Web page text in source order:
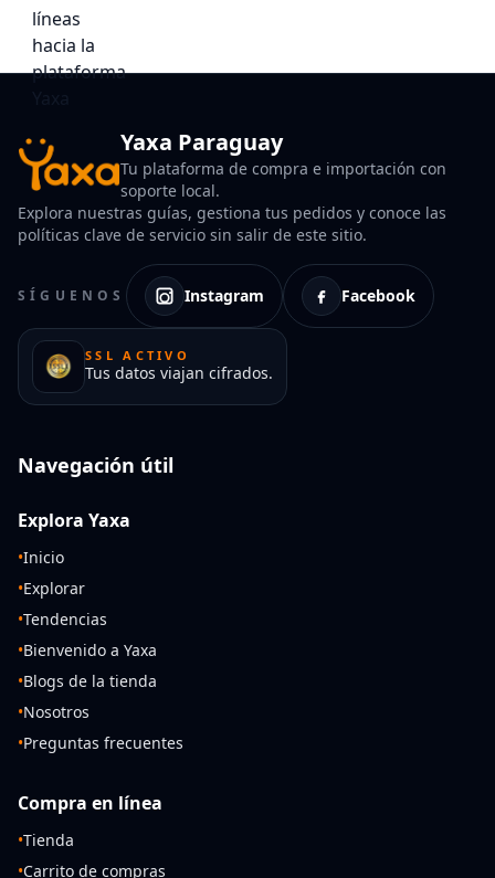
Yaxa Paraguay
Tu plataforma de compra e importación con
soporte local.
Explora nuestras guías, gestiona tus pedidos y conoce las
políticas clave de servicio sin salir de este sitio.
SÍGUENOS Instagram Facebook
SSL ACTIVO
Tus datos viajan cifrados.
Navegación útil
Explora Yaxa
•Inicio
•Explorar
•Tendencias
•Bienvenido a Yaxa
•Blogs de la tienda
•Nosotros
•Preguntas frecuentes
Compra en línea
•Tienda
•Carrito de compras